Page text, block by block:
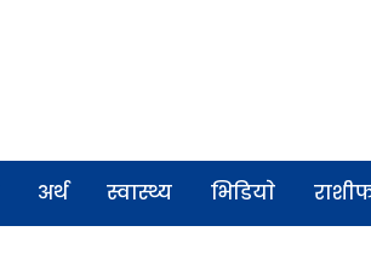
अर्थ स्वास्थ्य भिडियाे